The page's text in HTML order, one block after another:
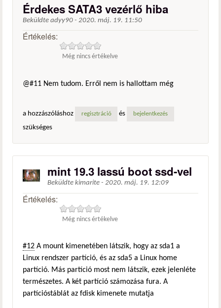
Érdekes SATA3 vezérlő hiba
Beküldte adyy90 - 2020. máj. 19. 11:50
Értékelés:
Még nincs értékelve
@#11 Nem tudom. Erről nem is hallottam még
a hozzászóláshoz regisztráció és bejelentkezés
szükséges
mint 19.3 lassú boot ssd-vel
Beküldte kimarite - 2020. máj. 19. 12:09
Értékelés:
Még nincs értékelve
#12 A mount kimenetében látszik, hogy az sda1 a
Linux rendszer partíció, és az sda5 a Linux home
partíció. Más partíció most nem látszik, ezek jelenléte
természetes. A két partíció számozása fura. A
partícióstáblát az fdisk kimenete mutatja